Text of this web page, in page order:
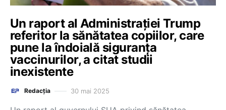
Un raport al Administrației Trump
referitor la sănătatea copiilor, care
pune la îndoială siguranța
vaccinurilor, a citat studii
inexistente
Redacția 30 mai 2025